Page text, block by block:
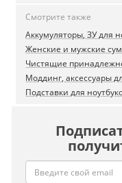
Смотрите также
Аккумуляторы, ЗУ для
Женские и мужские
Чистящие
Моддинг, аксессуары
Подставки для